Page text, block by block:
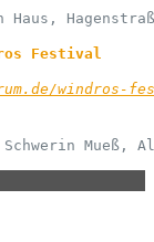
Haus,
Festival
windros-
Schwerin